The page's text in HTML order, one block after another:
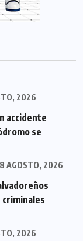
2026
accidente
se
8 AGOSTO, 2026
2026